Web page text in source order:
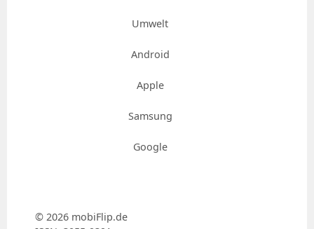
Umwelt
Android
Apple
Samsung
Google
© 2026 mobiFlip.de